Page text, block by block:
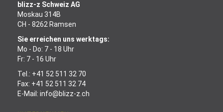
blizz-z Schweiz AG
Moskau 314B
CH - 8262 Ramsen
Sie erreichen uns werktags:
Mo - Do: 7 - 18 Uhr
Fr: 7 - 16 Uhr
Tel.: +41 52 511 32 70
Fax: +41 52 511 32 74
E-Mail: info@blizz-z.ch